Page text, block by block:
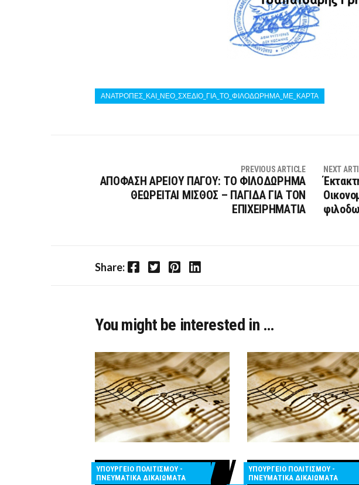
ΑΝΑΤΡΟΠΕΣ_ΚΑΙ_ΝΕΟ_ΣΧΕΔΙΟ_ΓΙΑ_ΤΟ_ΦΙΛΟΔΩΡΗΜΑ_ΜΕ_ΚΑΡΤΑ
PREVIOUS ARTICLE
ΑΠΟΦΑΣΗ ΑΡΕΙΟΥ ΠΑΓΟΥ: ΤΟ ΦΙΛΟΔΩΡΗΜΑ
ΘΕΩΡΕΙΤΑΙ ΜΙΣΘΟΣ – ΠΑΓΙΔΑ ΓΙΑ ΤΟΝ
ΕΠΙΧΕΙΡΗΜΑΤΙΑ
NEXT
Share: Facebook Twitter Pinterest LinkedIn
You might be interested in …
ΥΠΟΥΡΓΕΙΟ ΠΟΛΙΤΙΣΜΟΥ -
ΠΝΕΥΜΑΤΙΚΑ ΔΙΚΑΙΩΜΑΤΑ
ΥΠΟΥΡΓΕΙΟ ΠΟΛΙΤΙΣΜΟΥ -
ΠΝΕΥΜΑΤΙΚΑ ΔΙΚΑΙΩΜΑΤΑ